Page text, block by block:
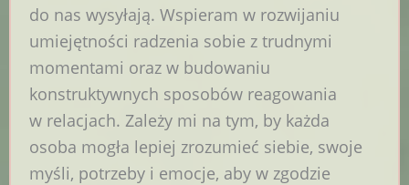
do nas wysyłają. Wspieram w rozwijaniu
umiejętności radzenia sobie z trudnymi
momentami oraz w budowaniu
konstruktywnych sposobów reagowania
w relacjach. Zależy mi na tym, by każda
osoba mogła lepiej zrozumieć siebie, swoje
myśli, potrzeby i emocje, aby w zgodzie